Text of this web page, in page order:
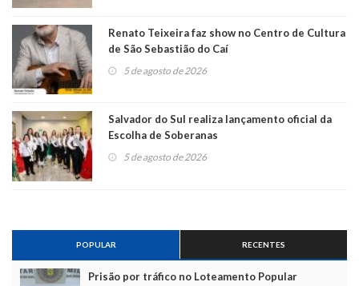
Renato Teixeira faz show no Centro de Cultura
de São Sebastião do Caí
5 de agosto de 2026
Salvador do Sul realiza lançamento oficial da
Escolha de Soberanas
5 de agosto de 2026
POPULAR RECENTES
Prisão por tráfico no Loteamento Popular